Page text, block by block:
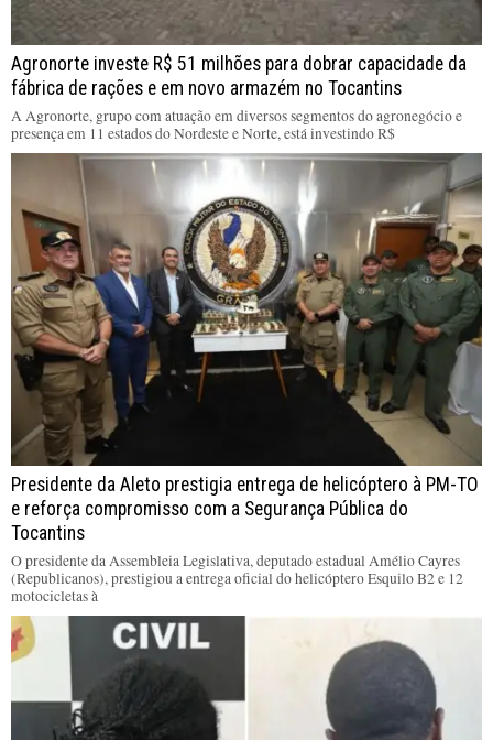
Agronorte investe R$ 51 milhões para dobrar capacidade da
fábrica de rações e em novo armazém no Tocantins
A Agronorte, grupo com atuação em diversos segmentos do agronegócio e
presença em 11 estados do Nordeste e Norte, está investindo R$
Presidente da Aleto prestigia entrega de helicóptero à PM-TO
e reforça compromisso com a Segurança Pública do
Tocantins
O presidente da Assembleia Legislativa, deputado estadual Amélio Cayres
(Republicanos), prestigiou a entrega oficial do helicóptero Esquilo B2 e 12
motocicletas à